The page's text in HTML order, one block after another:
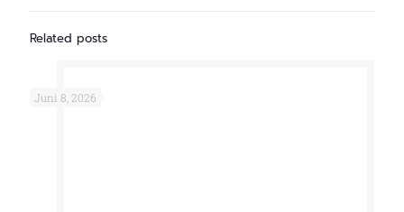
Related posts
Juni 8, 2026